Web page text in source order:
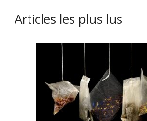
Articles les plus lus